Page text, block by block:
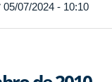
05/07/2024 - 10:10